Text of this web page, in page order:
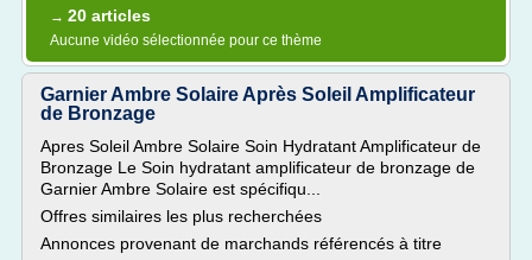
→ 20 articles
Aucune vidéo sélectionnée pour ce thème
Garnier Ambre Solaire Après Soleil Amplificateur
de Bronzage
Apres Soleil Ambre Solaire Soin Hydratant Amplificateur de
Bronzage Le Soin hydratant amplificateur de bronzage de
Garnier Ambre Solaire est spécifiqu...
Offres similaires les plus recherchées
Annonces provenant de marchands référencés à titre